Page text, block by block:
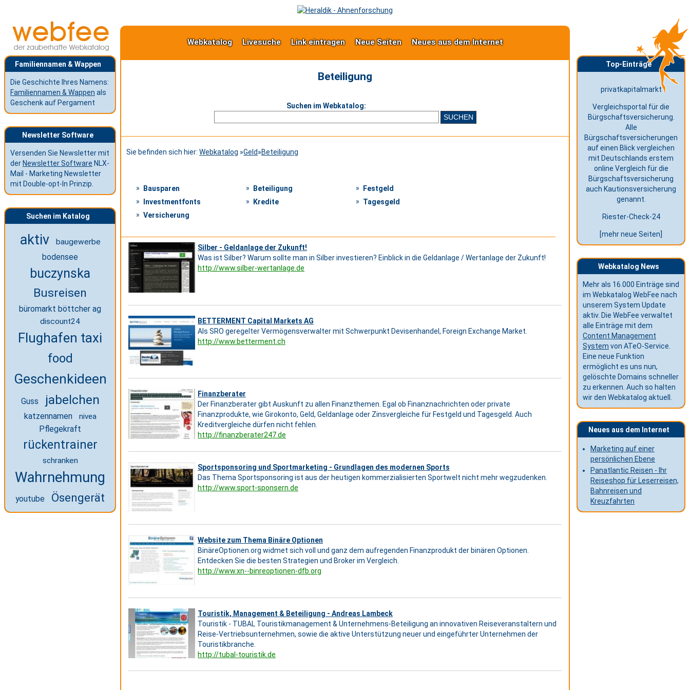
Familiennamen & Wappen
Die Geschichte Ihres Namens:
Familiennamen & Wappen als
Geschenk auf Pergament
Newsletter Software
Versenden Sie Newsletter mit
der Newsletter Software NLX-
Mail - Marketing Newsletter
mit Double-opt-In Prinzip.
Suchen im Katalog
aktiv
baugewerbe
bodensee
buczynska
Busreisen
büromarkt böttcher ag
discount24
Flughafen taxi
food
Geschenkideen
Guss jabelchen
katzennamen nivea
Pflegekraft
rückentrainer
schranken
Wahrnehmung
youtube Ösengerät
Webkatalog Livesuche Link eintragen Neue Seiten Neues aus dem Internet
Beteiligung
Suchen im Webkatalog:
Sie befinden sich hier: Webkatalog »Geld»Beteiligung
Bausparen Beteiligung
Festgeld
Investmentfonts
Kredite
Tagesgeld
Versicherung
Silber - Geldanlage der Zukunft!
Was ist Silber? Warum sollte man in Silber investieren? Einblick in die Geldanlage / Wertanlage der Zukunft!
http://www.silber-wertanlage.de
BETTERMENT Capital Markets AG
Als SRO geregelter Vermögensverwalter mit Schwerpunkt Devisenhandel, Foreign Exchange Market.
http://www.betterment.ch
Finanzberater
Der Finanzberater gibt Auskunft zu allen Finanzthemen. Egal ob Finanznachrichten oder private
Finanzprodukte, wie Girokonto, Geld, Geldanlage oder Zinsvergleiche für Festgeld und Tagesgeld. Auch
Kreditvergleiche dürfen nicht fehlen.
http://finanzberater247.de
Sportsponsoring und Sportmarketing - Grundlagen des modernen Sports
Das Thema Sportsponsoring ist aus der heutigen kommerzialisierten Sportwelt nicht mehr wegzudenken.
http://www.sport-sponsern.de
Website zum Thema Binäre Optionen
BinäreOptionen.org widmet sich voll und ganz dem aufregenden Finanzprodukt der binären Optionen.
Entdecken Sie die besten Strategien und Broker im Vergleich.
http://www.xn--binreoptionen-dfb.org
Touristik, Management & Beteiligung - Andreas Lambeck
Touristik - TUBAL Touristikmanagement & Unternehmens-Beteiligung an innovativen Reiseveranstaltern und
Reise-Vertriebsunternehmen, sowie die aktive Unterstützung neuer und eingeführter Unternehmen der
Touristikbranche.
http://tubal-touristik.de
Top-Einträge
privatkapitalmarkt
Vergleichsportal für die
Bürgschaftsversicherung.
Alle
Bürgschaftsversicherungen
auf einen Blick vergleichen
mit Deutschlands erstem
online Vergleich für die
Bürgschaftsversicherung
auch Kautionsversicherung
genannt.
Riester-Check-24
[mehr neue Seiten]
Webkatalog News
Mehr als 16.000 Einträge sind
im Webkatalog WebFee nach
unserem System Update
aktiv. Die WebFee verwaltet
alle Einträge mit dem
Content Management
System von ATeO-Service.
Eine neue Funktion
ermöglicht es uns nun,
gelöschte Domains schneller
zu erkennen. Auch so halten
wir den Webkatalog aktuell.
Neues aus dem Internet
Marketing auf einer
persönlichen Ebene
Panatlantic Reisen - Ihr
Reiseshop für Leserreisen,
Bahnreisen und
Kreuzfahrten